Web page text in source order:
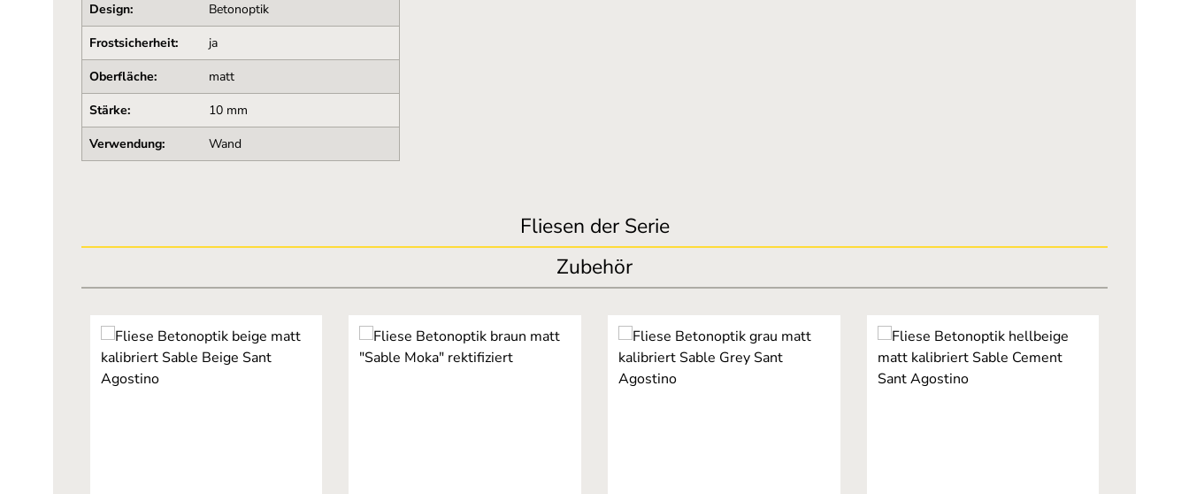
Design:
Betonoptik
Frostsicherheit:
ja
Oberfläche:
matt
Stärke:
10 mm
Verwendung:
Wand
Fliesen der Serie
Zubehör
Produktgalerie überspringen